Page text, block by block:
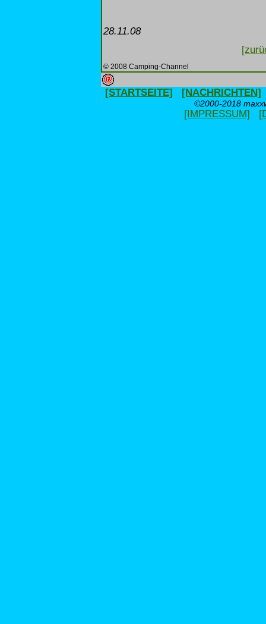
28.11.08
© 2008 Camping-Channel
[STARTSEITE] [NACHRICHTEN]
©2000-2018
[IMPRESSUM]